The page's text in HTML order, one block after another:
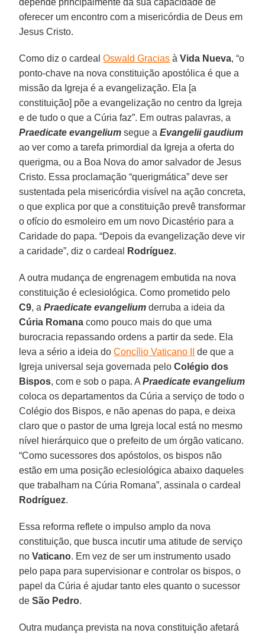
oferecer um encontro com a misericórdia de Deus em
Jesus Cristo.
Como diz o cardealOswald Gracias àVida Nueva, “o
ponto-chave na nova constituição apostólica é que a
missão da Igreja é a evangelização. Ela [a
constituição] põe a evangelização no centro da Igreja
e de tudo o que a Cúria faz”. Em outras palavras, a
Praedicate evangelium segue aEvangelii gaudium
ao ver como a tarefa primordial da Igreja a oferta do
querigma, ou a Boa Nova do amor salvador de Jesus
Cristo. Essa proclamação “querigmática” deve ser
sustentada pela misericórdia visível na ação concreta,
o que explica por que a constituição prevê transformar
o ofício do esmoleiro em um novo Dicastério para a
Caridade do papa. “Depois da evangelização deve vir
a caridade”, diz o cardeal
Rodríguez.
A outra mudança de engrenagem embutida na nova
constituição é eclesiológica. Como prometido pelo
C9, aPraedicate evangelium derruba a ideia da
Cúria Romana como pouco mais do que uma
burocracia repassando ordens a partir da sede. Ela
leva a sério a ideia doConcílio Vaticano II
de que a
Igreja universal seja governada peloColégio dos
Bispos, com e sob o papa. APraedicate evangelium
coloca os departamentos da Cúria a serviço de todo o
Colégio dos Bispos, e não apenas do papa, e deixa
claro que o pastor de uma Igreja local está no mesmo
nível hierárquico que o prefeito de um órgão vaticano.
“Como sucessores dos apóstolos, os bispos não
estão em uma posição eclesiológica abaixo daqueles
que trabalham na Cúria Romana”, assinala o cardeal
Rodríguez.
Essa reforma reflete o impulso amplo da nova
constituição, que busca incutir uma atitude de serviço
noVaticano. Em vez de ser um instrumento usado
pelo papa para supervisionar e controlar os bispos, o
papel da Cúria é ajudar tanto eles quanto o sucessor
deSão Pedro.
Outra mudança prevista na nova constituição afetará